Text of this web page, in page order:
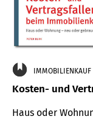
IMMOBILIENKAUF
Kosten- und
Haus oder